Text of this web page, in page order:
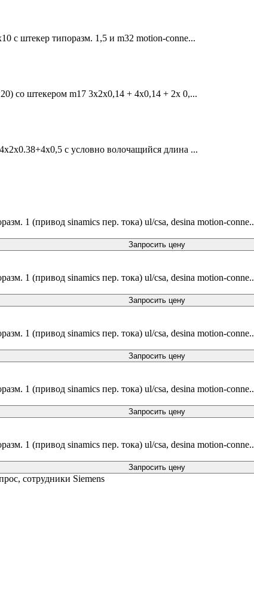
c штекер типоразм. 1,5 и m32 motion-conne...
со штекером m17 3x2x0,14 + 4x0,14 + 2x 0,...
c условно волочащийся длина ...
1 (привод sinamics пер. тока) ul/csa, desina motion-conne..
Запросить цену
1 (привод sinamics пер. тока) ul/csa, desina motion-conne..
Запросить цену
1 (привод sinamics пер. тока) ul/csa, desina motion-conne..
Запросить цену
1 (привод sinamics пер. тока) ul/csa, desina motion-conne..
Запросить цену
1 (привод sinamics пер. тока) ul/csa, desina motion-conne..
Запросить цену
сотрудники Siemens